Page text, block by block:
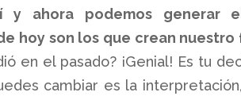
y ahora podemos generar
hoy son los que crean nuestro
en el pasado? ¡Genial! Es tu
cambiar es la